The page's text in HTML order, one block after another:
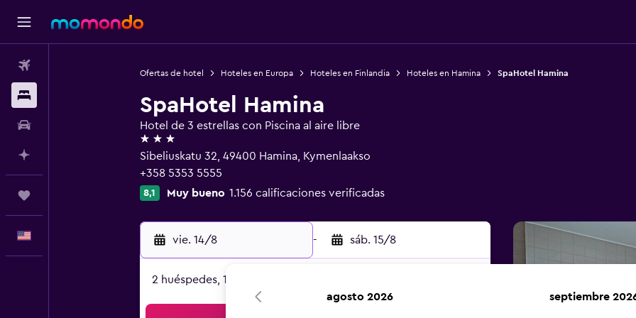
Ofertas de hotel Hoteles en Europa Hoteles en Finlandia Hoteles en Hamina SpaHotel Hamina
SpaHotel Hamina
Hotel de 3 estrellas con Piscina al aire libre
3 estrellas
Sibeliuskatu 32, 49400 Hamina, Kymenlaakso
+358 5353 5555
8,1 Muy bueno 1.156 calificaciones verificadas
vie. 14/8 - sáb. 15/8
2 huéspedes, 1 habitación
agosto 2026 septiembre